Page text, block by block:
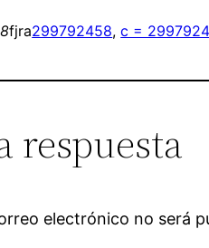
fjra299792458, c =
respuesta
electrónico no será